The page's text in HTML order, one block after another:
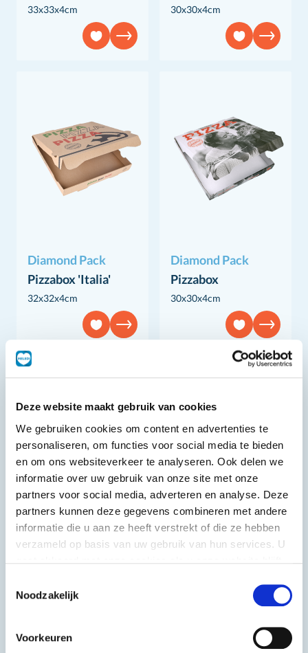
Deze website maakt gebruik van cookies
We gebruiken cookies om content en advertenties te
personaliseren, om functies voor social media te bieden
en om ons websiteverkeer te analyseren. Ook delen we
informatie over uw gebruik van onze site met onze
partners voor social media, adverteren en analyse. Deze
partners kunnen deze gegevens combineren met andere
informatie die u aan ze heeft verstrekt of die ze hebben
verzameld op basis van uw gebruik van hun services. U
Noodzakelijk
Voorkeuren
33x33x4cm 30x30x4cm
Diamond Pack
Pizzabox 'Italia'
32x32x4cm
Diamond Pack
Pizzabox
30x30x4cm
Diamond Pack
Diamond Pack